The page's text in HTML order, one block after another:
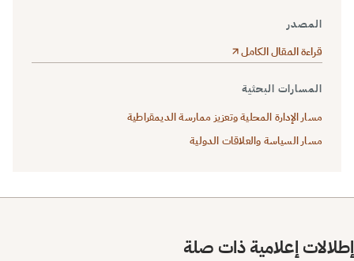
المصدر
قراءة المقال الكامل
المسارات البحثية
مسار الإدارة المحلية وتعزيز ممارسة الديمقراطية
مسار السياسة والعلاقات الدولية
إطلالات إعلامية ذات صلة